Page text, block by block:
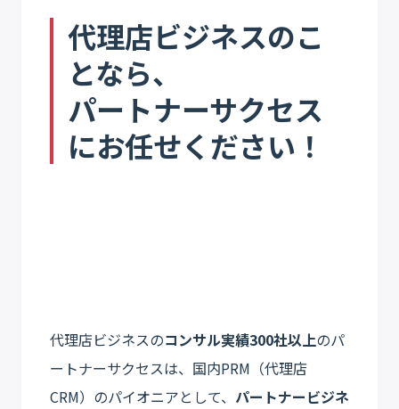
代理店ビジネスのこ
となら、
パートナーサクセス
にお任せください！
代理店ビジネスのコンサル実績300社以上のパ
ートナーサクセスは、国内PRM（代理店
CRM）のパイオニアとして、 パートナービジネ